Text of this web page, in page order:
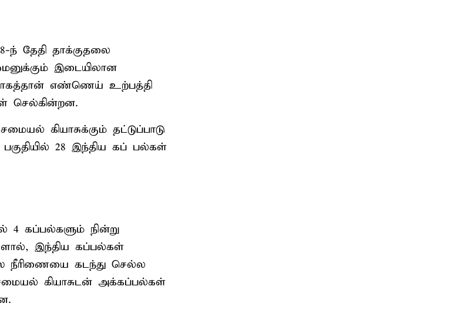
ந் தேதி தாக்குதலை
இடையிலான
எண்ணெய் உற்பத்தி
செல்கின்றன.
கியாசுக்கும் தட்டுப்பாடு
28 இந்திய கப் பல்கள்
4 கப்பல்களும் நின்று
இந்திய கப்பல்கள்
நீரிணையை கடந்து செல்ல
கியாசுடன் அக்கப்பல்கள்